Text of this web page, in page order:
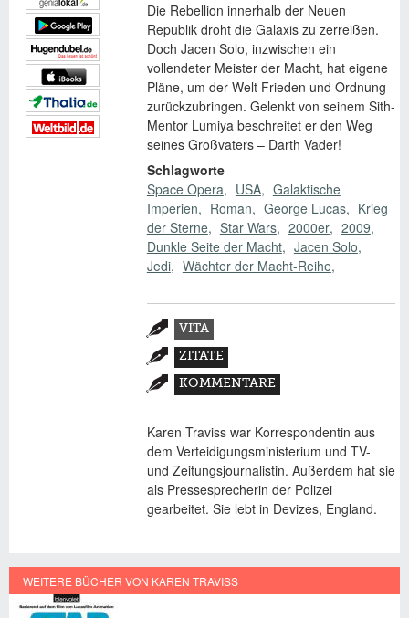
Die Rebellion innerhalb der Neuen
Republik droht die Galaxis zu zerreißen.
Doch Jacen Solo, inzwischen ein
vollendeter Meister der Macht, hat eigene
Pläne, um der Welt Frieden und Ordnung
zurückzubringen. Gelenkt von seinem Sith-
Mentor Lumiya beschreitet er den Weg
seines Großvaters – Darth Vader!
Schlagworte
Space Opera
USA
Galaktische
Imperien
Roman George Lucas
Krieg
der Sterne
Star Wars 2000er
2009
Dunkle Seite der Macht
Jacen Solo
Jedi
Wächter der Macht-Reihe
Zusatzmaterial
VITA
(AKTIVER
REITER)
ZITATE
KOMMENTARE
Karen Traviss war Korrespondentin aus
dem Verteidigungsministerium und TV-
und Zeitungsjournalistin. Außerdem hat sie
als Pressesprecherin der Polizei
gearbeitet. Sie lebt in Devizes, England.
WEITERE BÜCHER VON KAREN TRAVISS